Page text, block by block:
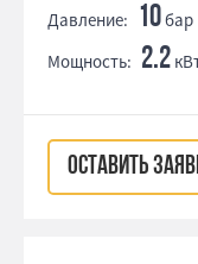
Давление: 10бар
Мощность: 2.2
ОСТАВИТЬ